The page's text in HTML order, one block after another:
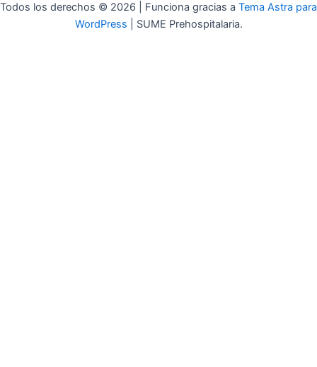
Todos los derechos © 2026 | Funciona gracias a Tema Astra para
WordPress | SUME Prehospitalaria.